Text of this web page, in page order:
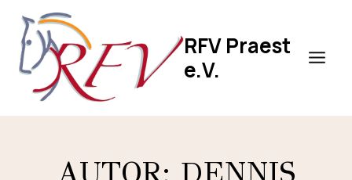
Inhalt
springen
RFV Praest
e.V.